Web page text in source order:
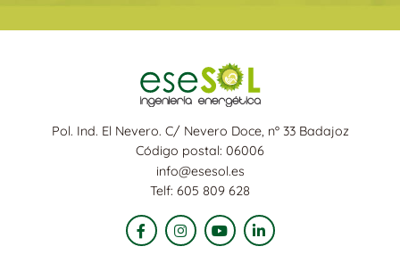
Pol. Ind. El Nevero. C/ Nevero Doce, nº 33 Badajoz
Código postal: 06006
info@esesol.es
Telf: 605 809 628